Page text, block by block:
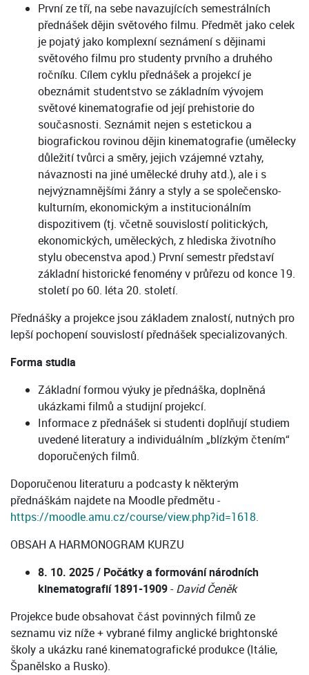
První ze tří, na sebe navazujících semestrálních
přednášek dějin světového filmu. Předmět jako celek
je pojatý jako komplexní seznámení s dějinami
světového filmu pro studenty prvního a druhého
ročníku. Cílem cyklu přednášek a projekcí je
obeznámit studentstvo se základním vývojem
světové kinematografie od její prehistorie do
současnosti. Seznámit nejen s estetickou a
biografickou rovinou dějin kinematografie (umělecky
důležití tvůrci a směry, jejich vzájemné vztahy,
návaznosti na jiné umělecké druhy atd.), ale i s
nejvýznamnějšími žánry a styly a se společensko-
kulturním, ekonomickým a institucionálním
dispozitivem (tj. včetně souvislostí politických,
ekonomických, uměleckých, z hlediska životního
stylu obecenstva apod.) První semestr představí
základní historické fenomény v průřezu od konce 19.
století po 60. léta 20. století.
Přednášky a projekce jsou základem znalostí, nutných pro
lepší pochopení souvislostí přednášek specializovaných.
Forma studia
Základní formou výuky je přednáška, doplněná
ukázkami filmů a studijní projekcí.
Informace z přednášek si studenti doplňují studiem
uvedené literatury a individuálním „blízkým čtením“
doporučených filmů.
Doporučenou literaturu a podcasty k některým
přednáškám najdete na Moodle předmětu -
https://moodle.amu.cz/course/view.php?id=1618.
OBSAH A HARMONOGRAM KURZU
8. 10. 2025 / Počátky a formování národních
kinematografií 1891-1909-David Čeněk
Projekce bude obsahovat část povinných filmů ze
seznamu viz níže + vybrané filmy anglické brightonské
školy a ukázku rané kinematografické produkce (Itálie,
Španělsko a Rusko).